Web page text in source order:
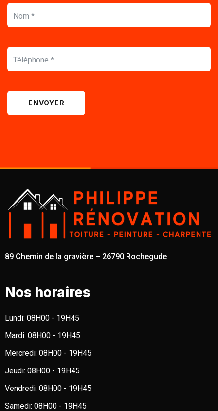
ENVOYER
89 Chemin de la gravière – 26790 Rochegude
Nos horaires
Lundi: 08H00 - 19H45
Mardi: 08H00 - 19H45
Mercredi: 08H00 - 19H45
Jeudi: 08H00 - 19H45
Vendredi: 08H00 - 19H45
Samedi: 08H00 - 19H45